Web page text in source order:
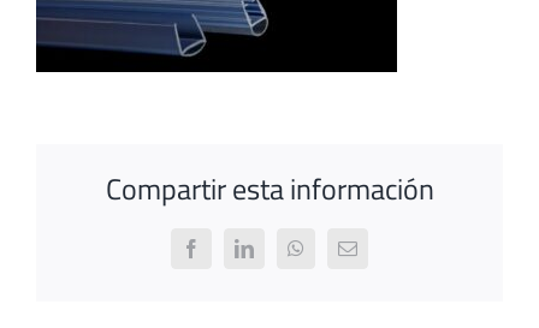
Compartir esta información
FacebookLinkedInWhatsApp
Email